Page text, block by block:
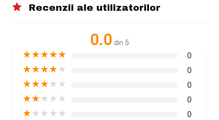
Recenzii ale utilizatorilor
0.0 din 5
★★★★★ 0
★★★★★ 0
★★★★★ 0
★★★★★ 0
★★★★★ 0